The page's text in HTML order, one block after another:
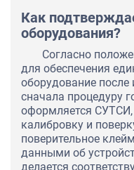
Как
оборудования?
Согласно
для обеспечения
оборудование после
сначала процедуру
оформляется
калибровку и
поверительное
данными об
делается